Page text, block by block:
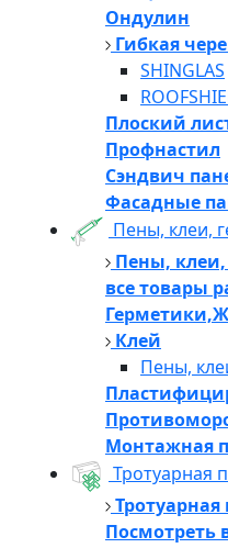
Ондулин
Гибкая
SHINGLAS
Плоский
Профнастил
Сэндвич
Фасадные
Пены, клеи,
Пены,
все товары
Клей
Пены,
Монтажная
Тротуарная
Посмотреть